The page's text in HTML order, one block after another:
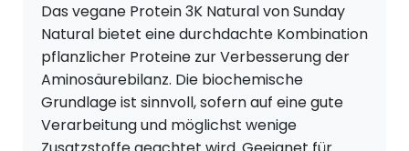
Das vegane Protein 3K Natural von Sunday
Natural bietet eine durchdachte Kombination
pflanzlicher Proteine zur Verbesserung der
Aminosäurebilanz. Die biochemische
Grundlage ist sinnvoll, sofern auf eine gute
Verarbeitung und möglichst wenige